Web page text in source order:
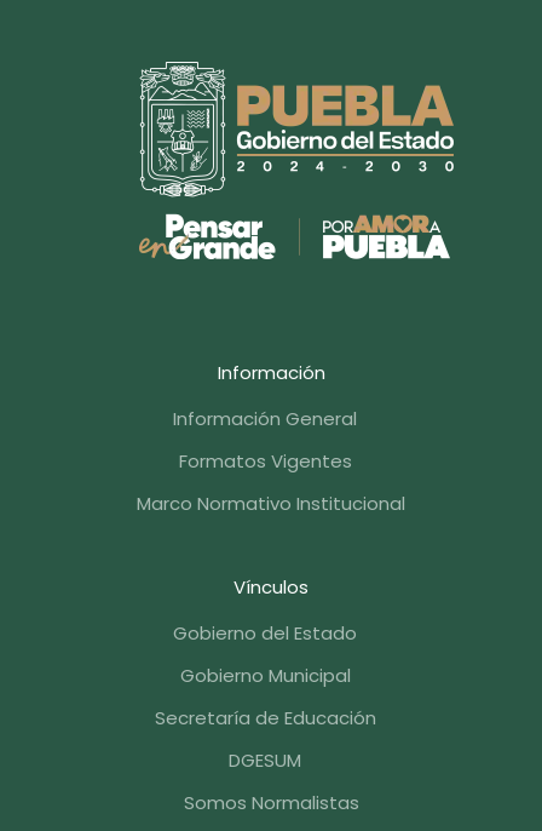
Información
Información General
Formatos Vigentes
Marco Normativo Institucional
Vínculos
Gobierno del Estado
Gobierno Municipal
Secretaría de Educación
DGESUM
Somos Normalistas